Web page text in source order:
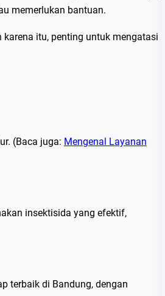
memerlukan bantuan.
itu, penting untuk mengatasi
(Baca juga: Mengenal Layanan
insektisida yang efektif,
terbaik di Bandung, dengan